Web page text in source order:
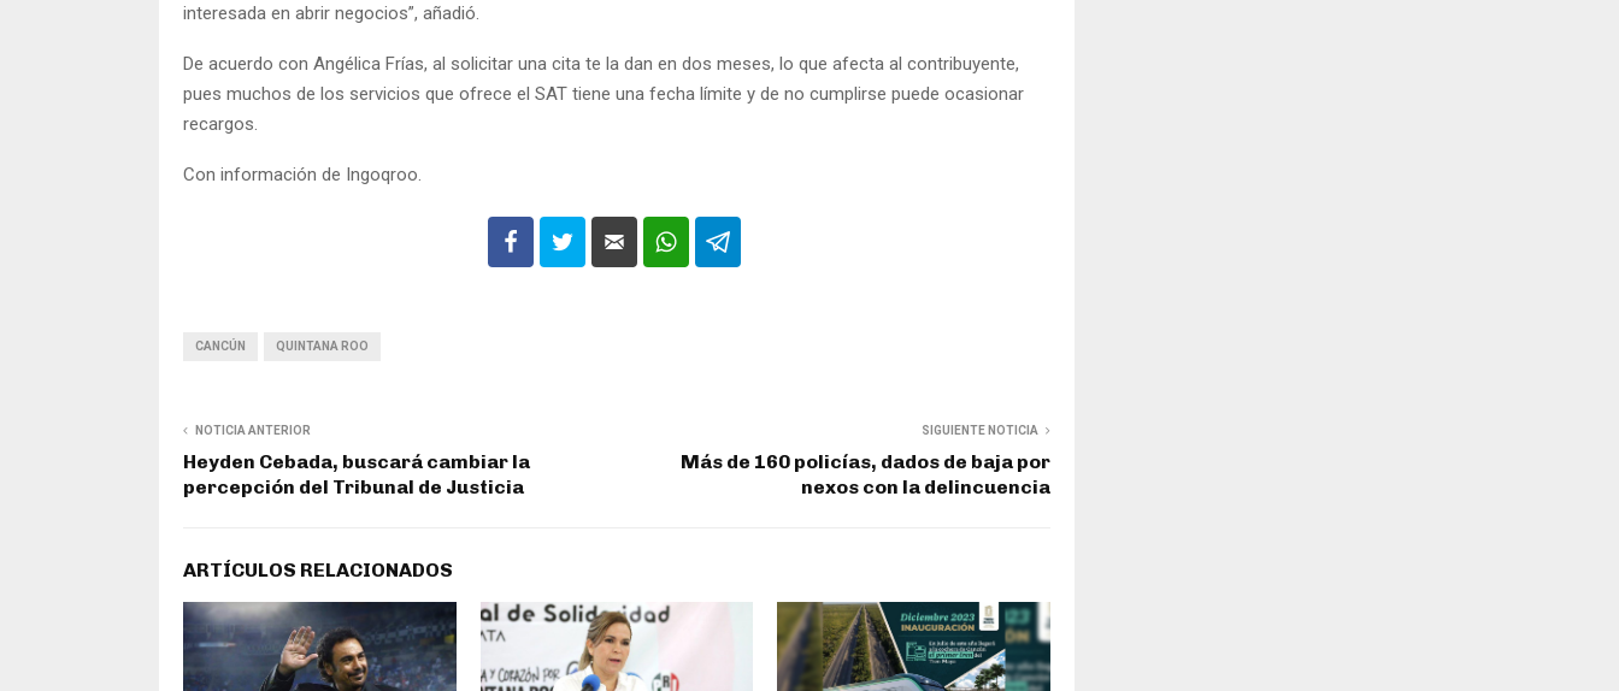
interesada en abrir negocios”, añadió.
De acuerdo con Angélica Frías, al solicitar una cita te la dan en dos meses, lo que afecta al contribuyente,
pues muchos de los servicios que ofrece el SAT tiene una fecha límite y de no cumplirse puede ocasionar
recargos.
Con información de Ingoqroo.
CANCÚN QUINTANA ROO
NOTICIA ANTERIOR
Heyden Cebada, buscará cambiar la
percepción del Tribunal de Justicia
SIGUIENTE NOTICIA
Más de 160 policías, dados de baja por
nexos con la delincuencia
ARTÍCULOS RELACIONADOS